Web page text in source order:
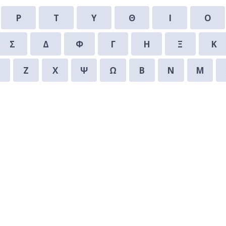
Ρ Τ Υ Θ Ι Ο
Σ Δ Φ Γ Η Ξ Κ
Ζ Χ Ψ Ω Β Ν Μ